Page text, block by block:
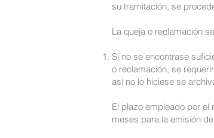
su tramitación, se
La queja o reclamación
Si no se encontrase
o reclamación, se
así no lo hiciese se
El plazo empleado por el
meses para la emisión